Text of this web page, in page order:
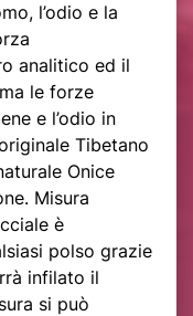
l’odio e la
analitico ed il
le forze
e l’odio in
Tibetano
Onice
Misura
è
polso grazie
infilato il
si può